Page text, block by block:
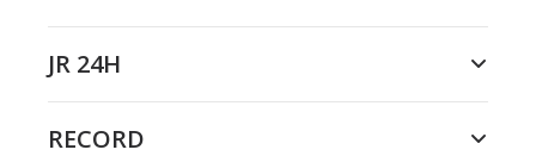
JR 24H
RECORD